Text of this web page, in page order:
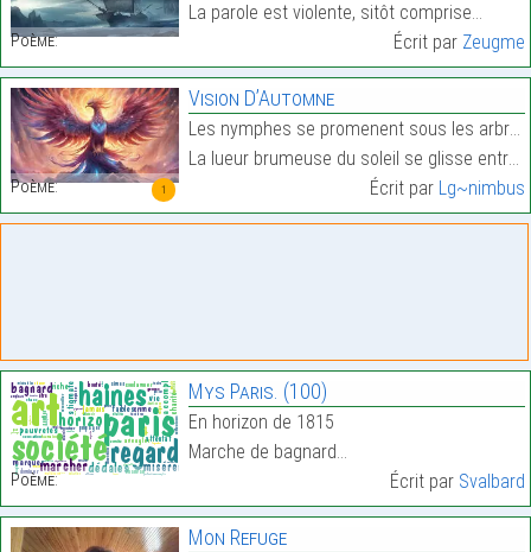
Poème:
La parole est violente, sitôt comprise…
Écrit par Zeugme
1
Poème:
Vision D’Automne
Les nymphes se promenent sous les arbres
La lueur brumeuse du soleil se glisse entre les fe…
Écrit par Lg~nimbus
Poème:
Mys Paris. (100)
En horizon de 1815
Marche de bagnard…
Écrit par Svalbard
Mon Refuge